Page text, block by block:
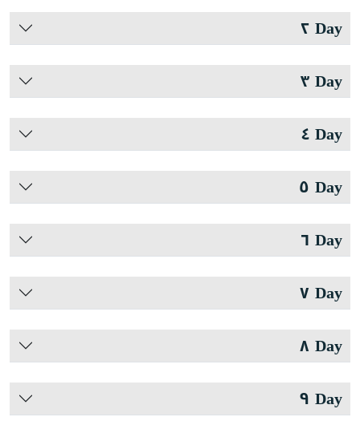
Day ٢
Day ٣
Day ٤
Day ٥
Day ٦
Day ٧
Day ٨
Day ٩